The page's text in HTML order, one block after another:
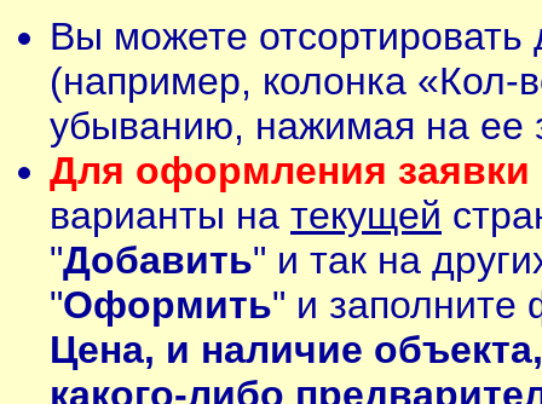
Вы можете
(например, колонка «Кол-
убыванию, нажимая на ее
Для оформления заявки
варианты на текущей
"Добавить" и так на
"Оформить" и заполните
Цена, и наличие
какого-либо